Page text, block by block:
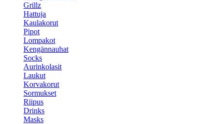
Grillz
Hattuja
Kaulakorut
Pipot
Lompakot
Kengännauhat
Socks
Aurinkolasit
Laukut
Korvakorut
Sormukset
Riipus
Drinks
Masks